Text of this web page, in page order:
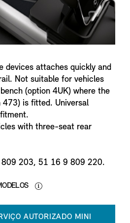
devices attaches quickly and
Not suitable for vehicles
(option 4UK) where the
is fitted. Universal
with three-seat rear
809 203, 51 16 9 809 220.
AUTORIZADO MINI